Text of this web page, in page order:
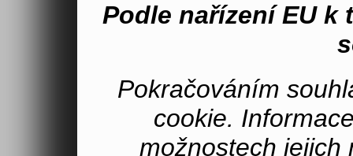
Podle nařízení EU k
Pokračováním
cookie.
možnostech jejich